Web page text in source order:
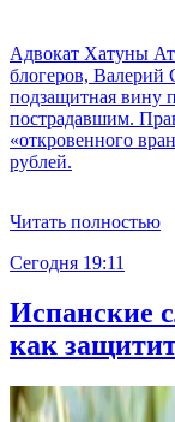
Адвокат Хатуны
блогеров, Валерий
подзащитная вину
пострадавшим.
«откровенного
рублей.
Читать полностью
Сегодня 19:11
Испанские
как